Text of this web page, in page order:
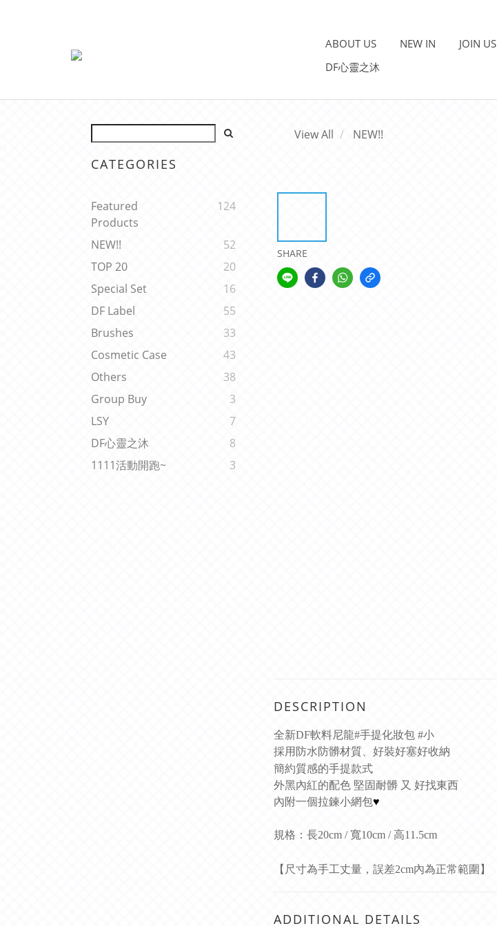
ABOUT US NEW IN JOIN US
DF心靈之沐
CATEGORIES
Featured
Products
124
NEW!!
52
TOP 20
20
Special Set
16
DF Label
55
Brushes
33
Cosmetic Case
43
Others
38
Group Buy
3
LSY
7
DF心靈之沐
8
1111活動開跑~
3
View All NEW!!
SHARE
DESCRIPTION
全新DF軟料尼龍#手提化妝包 #小
採用防水防髒材質、好裝好塞好收納
簡約質感的手提款式
外黑內紅的配色 堅固耐髒 又 好找東西
內附一個拉鍊小網包♥
規格：長20cm / 寬10cm / 高11.5cm
【尺寸為手工丈量，誤差2cm內為正常範圍】
ADDITIONAL DETAILS